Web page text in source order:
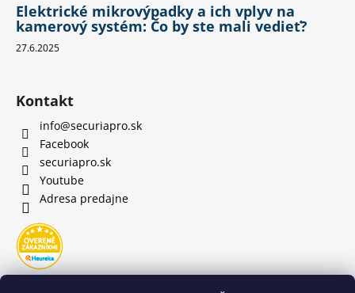
Elektrické mikrovýpadky a ich vplyv na
kamerový systém: Čo by ste mali vedieť?
27.6.2025
Kontakt
info@securiapro.sk
Facebook
securiapro.sk
Youtube
Adresa predajne